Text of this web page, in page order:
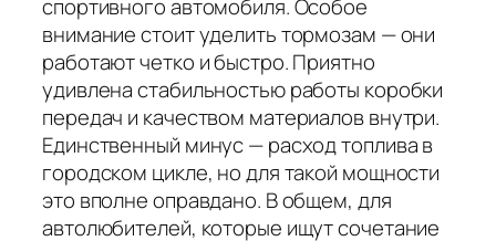
спортивного автомобиля. Особое
внимание стоит уделить тормозам — они
работают четко и быстро. Приятно
удивлена стабильностью работы коробки
передач и качеством материалов внутри.
Единственный минус — расход топлива в
городском цикле, но для такой мощности
это вполне оправдано. В общем, для
автолюбителей, которые ищут сочетание